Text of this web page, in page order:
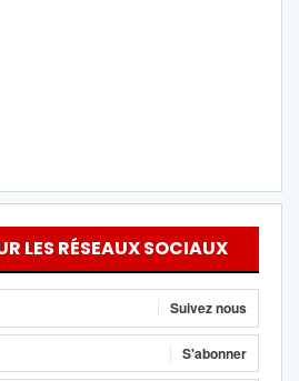
LES RÉSEAUX SOCIAUX
Suivez nous
S'abonner